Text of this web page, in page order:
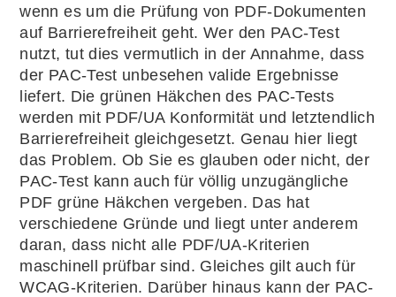
wenn es um die Prüfung von PDF-Dokumenten
auf Barrierefreiheit geht. Wer den PAC-Test
nutzt, tut dies vermutlich in der Annahme, dass
der PAC-Test unbesehen valide Ergebnisse
liefert. Die grünen Häkchen des PAC-Tests
werden mit PDF/UA Konformität und letztendlich
Barrierefreiheit gleichgesetzt. Genau hier liegt
das Problem. Ob Sie es glauben oder nicht, der
PAC-Test kann auch für völlig unzugängliche
PDF grüne Häkchen vergeben. Das hat
verschiedene Gründe und liegt unter anderem
daran, dass nicht alle PDF/UA-Kriterien
maschinell prüfbar sind. Gleiches gilt auch für
WCAG-Kriterien. Darüber hinaus kann der PAC-